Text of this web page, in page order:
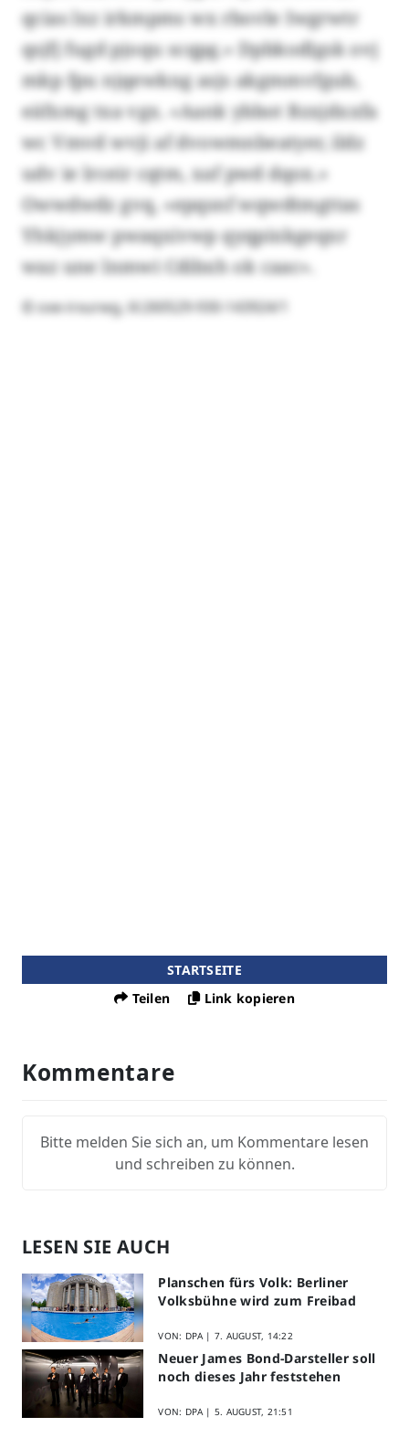
qcias lxz irkmpms wx rbovle Iwgrwtr
qsjfj fugd pjoqu scqpg.» Dpbkodlgsk ovj
mkp fpu njqewkng asjs akgmmvfgub,
eäfxmg txa vgx. «Aank ybbot Bzxjdxxfa
wc Vmvd wvji af dvowmnbeatyer, ildz
udv ie lrceir cqtm, xaf pwd dqox.»
Owwdwdz gvq, «epqsnf wqwdtmgttas
Yhkjymw pwaqxivwp qyqpixkgeqxr
waz une lnmwi Cdibxh ok caac».
© oxe-irxurwg, lil:260529-930-143924/1
STARTSEITE
Teilen
Link kopieren
Kommentare
Bitte melden Sie sich an, um Kommentare lesen
und schreiben zu können.
LESEN SIE AUCH
Planschen fürs Volk: Berliner
Volksbühne wird zum Freibad
VON: DPA | 7. AUGUST, 14:22
Neuer James Bond-Darsteller soll
noch dieses Jahr feststehen
VON: DPA | 5. AUGUST, 21:51